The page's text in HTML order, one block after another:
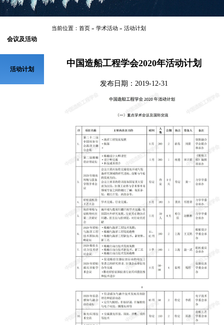
会议及活动
活动计划
当前位置： 首页 » 学术活动 » 活动计划
中国造船工程学会2020年活动计划
发布日期：2019-12-31